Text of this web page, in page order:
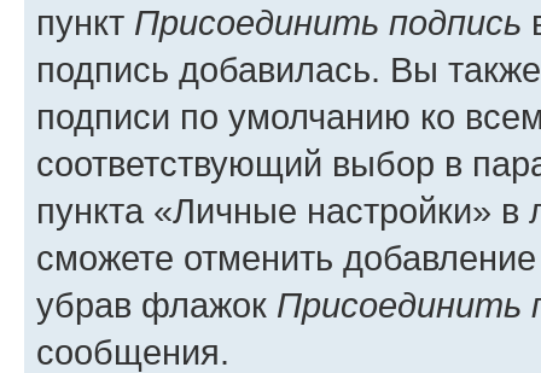
пункт Присоединить подпись
подпись добавилась. Вы
подписи по умолчанию ко
соответствующий выбор в
пункта «Личные настройки»
сможете отменить
убрав флажок Присоединить
сообщения.